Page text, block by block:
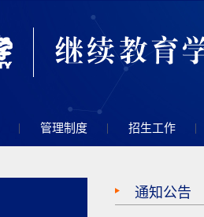
| 管理制度 | 招生工作 |
通知公告